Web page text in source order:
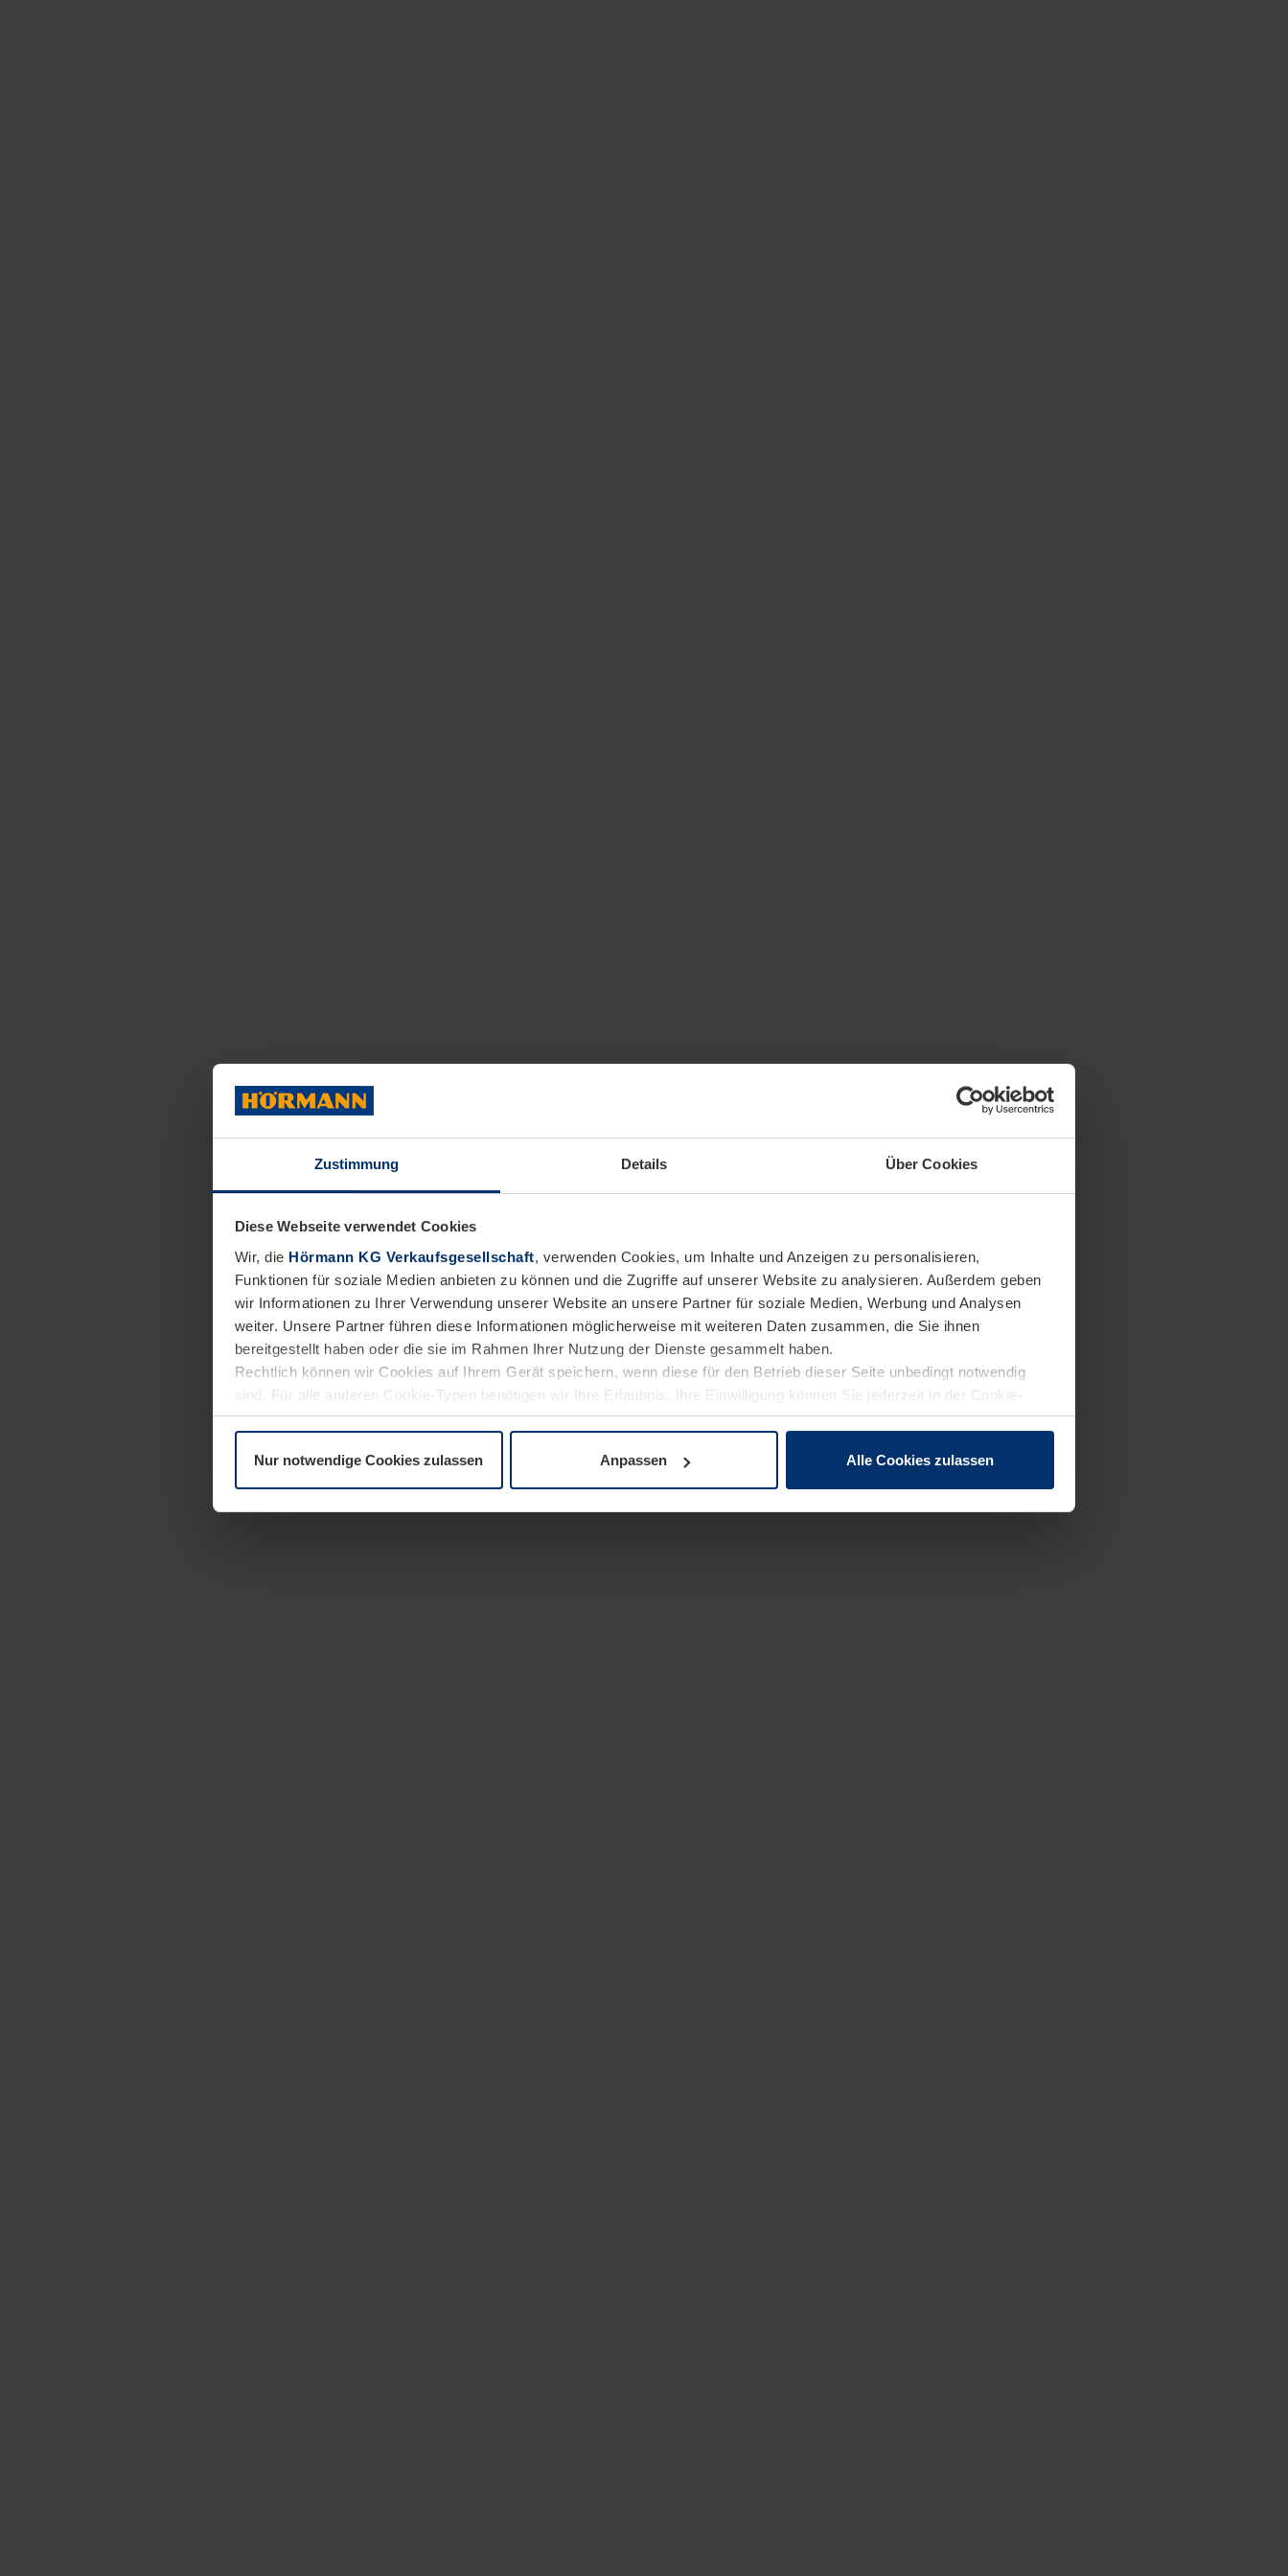
Zustimmung Details Über Cookies
Diese Webseite verwendet Cookies
Wir, die Hörmann KG Verkaufsgesellschaft, verwenden Cookies, um Inhalte und Anzeigen zu personalisieren,
Funktionen für soziale Medien anbieten zu können und die Zugriffe auf unserer Website zu analysieren. Außerdem geben
wir Informationen zu Ihrer Verwendung unserer Website an unsere Partner für soziale Medien, Werbung und Analysen
weiter. Unsere Partner führen diese Informationen möglicherweise mit weiteren Daten zusammen, die Sie ihnen
bereitgestellt haben oder die sie im Rahmen Ihrer Nutzung der Dienste gesammelt haben.
Rechtlich können wir Cookies auf Ihrem Gerät speichern, wenn diese für den Betrieb dieser Seite unbedingt notwendig
sind. Für alle anderen Cookie-Typen benötigen wir Ihre Erlaubnis. Ihre Einwilligung können Sie jederzeit in der Cookie-
Erläuterung auf der SeiteDatenschutzerklärungunserer Website ändern oder widerrufen.
Nur notwendige Cookies zulassen Anpassen Alle Cookies zulassen